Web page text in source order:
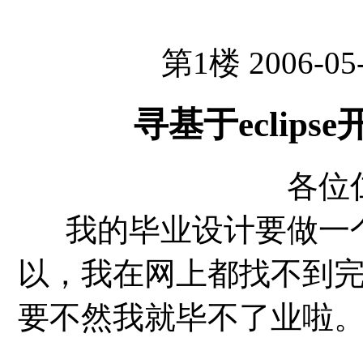
第1楼 2006-
寻基于eclipse
各位
我的毕业设计要做一
以，我在网上都找不到
要不然我就毕不了业啦